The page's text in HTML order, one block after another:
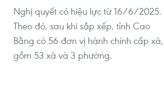
Nghị quyết có hiệu lực từ 16/6/2025.
Theo đó, sau khi sắp xếp, tỉnh Cao
Bằng có 56 đơn vị hành chính cấp xã,
gồm 53 xã và 3 phường.